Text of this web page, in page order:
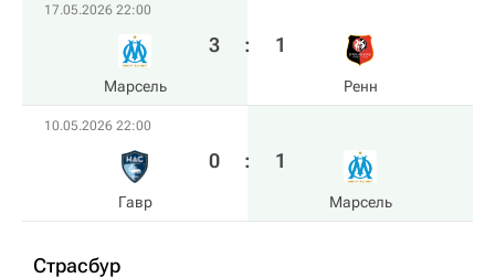
17.05.2026 22:00
Марсель
3 : 1
Ренн
10.05.2026 22:00
Гавр
0 : 1
Марсель
Страсбур